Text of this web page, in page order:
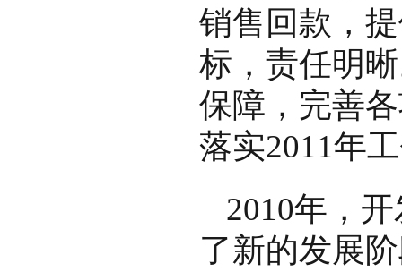
销售回款，
标，责任明
保障，完善
落实2011年
2010年，
了新的发展